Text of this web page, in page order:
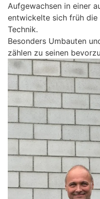
Aufgewachsen in einer
entwickelte sich früh die
Technik.
Besonders Umbauten
zählen zu seinen